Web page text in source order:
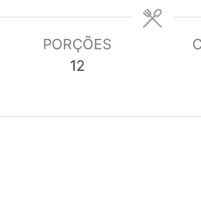
PORÇÕES
12